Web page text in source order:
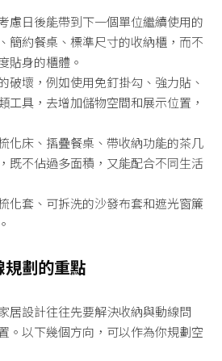
慮日後能帶到下一個單位繼續使用的
簡約餐桌、標準尺寸的收納櫃，而不
貼身的櫃體。
破壞，例如使用免釘掛勾、強力貼、
工具，去增加儲物空間和展示位置，
化床、摺疊餐桌、帶收納功能的茶几
既不佔過多面積，又能配合不同生活
化套、可拆洗的沙發布套和遮光窗簾
劃的重點
居設計往往先要解決收納與動線問
。以下幾個方向，可以作為你規劃空